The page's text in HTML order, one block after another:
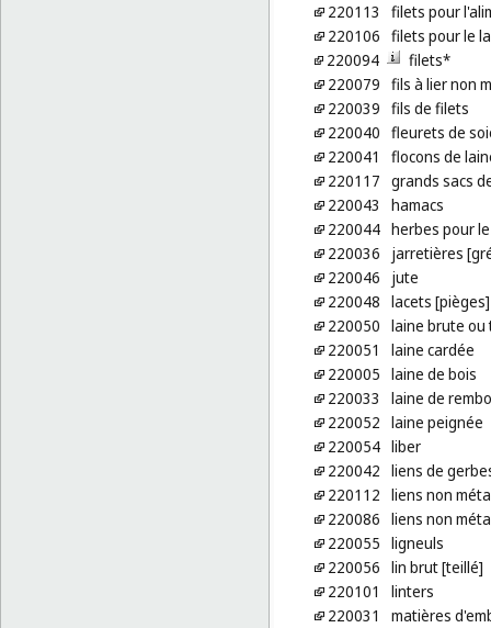
220113
filets pour
220106 filets pour le
220094
filets*
220079 fils à lier non
220039 fils de filets
220040 fleurets de
220041
flocons de
220117 grands sacs
220043
hamacs
220044 herbes pour
220036
jarretières
220046
jute
220048 lacets [pièges]
220050 laine brute ou
220051
laine cardée
220005 laine de bois
220033
laine de
220052 laine peignée
220054 liber
220042 liens de
220112 liens non
220086 liens non
220055 ligneuls
220056 lin brut [teillé]
220101
linters
220031
matières